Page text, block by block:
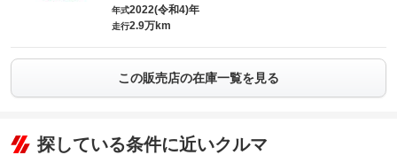
年式2022(令和4)年
走行2.9万km
この販売店の在庫一覧を見る
探している条件に近いクルマ